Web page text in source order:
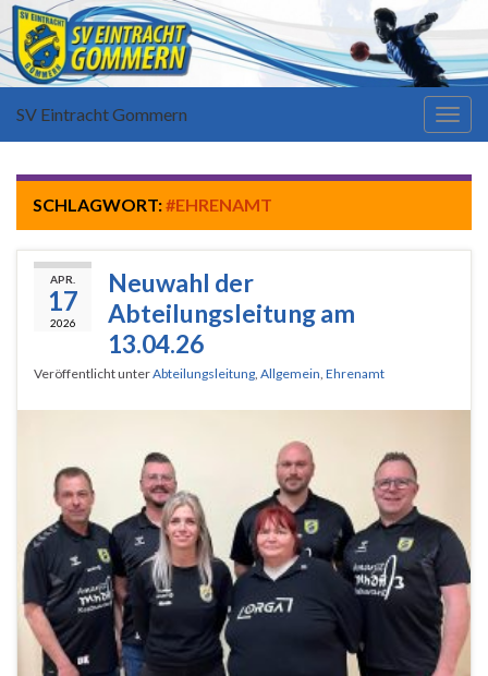
SV Eintracht Gommern
SCHLAGWORT:#EHRENAMT
APR.
17
2026
Neuwahl der
Abteilungsleitung am
13.04.26
Veröffentlicht unterAbteilungsleitung, Allgemein, Ehrenamt